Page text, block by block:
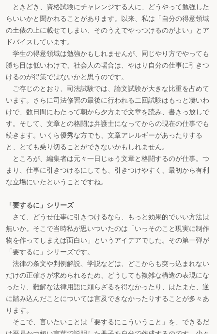
ときどき、資格試験にチャレンジする人に、どうやって勉強した
らいいかと聞かれることがあります。以来、私は「自分の得意領域
の土俵の上に載せてしまい、そのうえでやっつけるのがよい」とア
ドバイスしています。
学生の得意領域は勉強かもしれませんが、同じやり方でやっても
勝ち目は低いわけで、社会人の場合は、やはり自分の仕事に引きつ
けるのが得策ではないかと思うのです。
ご存じのとおり、司法試験では、論文試験が大きな比重を占めて
います。さらに司法修習の最後に行われる二回試験はもっと凄いわ
けで、数日間にわたって朝から夕方まで文章を読み、書きっ放しで
す。そして、文章との格闘は弁護士になってからの現在の仕事でも
続きます。いくら優秀な方でも、文章アレルギーがあったりする
と、とても乗り切ることができないかもしれません。
ところが、編集者は元々一日じゅう文章と格闘するのが仕事。つ
まり、仕事に引きつけるにしても、引きつけやすく、最初から有利
な立場にいたということですね。
「要するに」シリーズ
さて、どうせ仕事に引きつけるなら、もっと効果的でいい方法は
無いか。そこで当時私が思いついたのは「いっそのこと現実に制作
物を作ってしまえば面白い」というアイデアでした。その第一弾が
「要するに」シリーズです。
法律の条文や判例解説、学説などは、どこからも突っ込まれない
だけの正確さが求められるため、どうしても複雑な構造の表現にな
ったり、難解な法律用語に頼らざるを得なかったり、はたまた、逆
に踏み込んだことについては言及できなかったりすることが多々あ
ります。
そこで、言いたいことは「要するにこういうこと」を、できるだ